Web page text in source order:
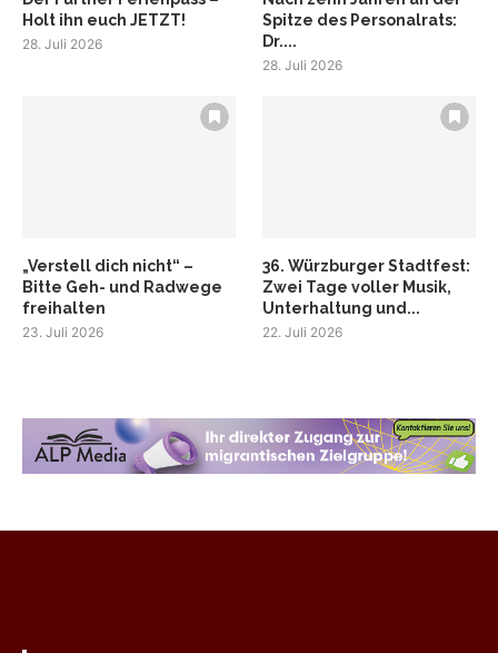
Holt ihn euch JETZT!
28. Juli 2026
Spitze des Personalrats:
Dr....
28. Juli 2026
„Verstell dich nicht“ –
Bitte Geh- und Radwege
freihalten
23. Juli 2026
36. Würzburger Stadtfest:
Zwei Tage voller Musik,
Unterhaltung und...
22. Juli 2026